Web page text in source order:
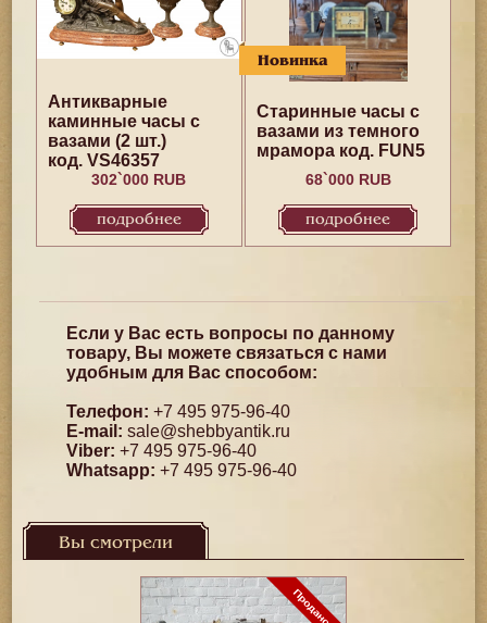
Антикварные
каминные часы с
вазами (2 шт.)
код. VS46357
302`000 RUB
подробнее
Новинка
Cтаринные часы с
вазами из темного
мрамора код. FUN5
68`000 RUB
подробнее
Если у Вас есть вопросы по данному
товару, Вы можете связаться с нами
удобным для Вас способом:
Телефон: +7 495 975-96-40
E-mail: sale@shebbyantik.ru
Viber: +7 495 975-96-40
Whatsapp: +7 495 975-96-40
Вы смотрели